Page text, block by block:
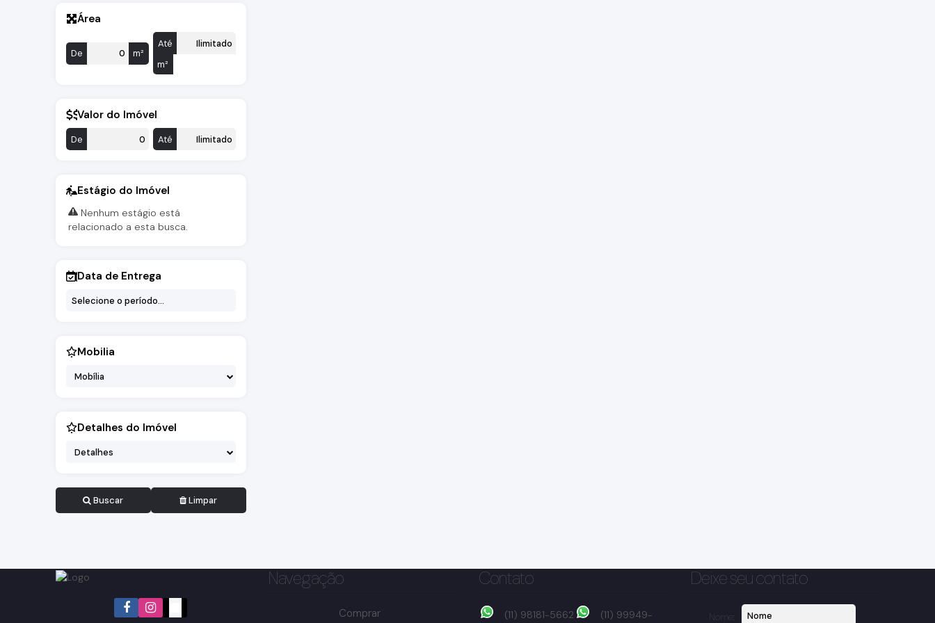
Área
De m²
Até
m²
Valor do Imóvel
De Até
Estágio do Imóvel
Nenhum estágio está
relacionado a esta busca.
Data de Entrega
Mobilia
Mobília
Detalhes do Imóvel
Detalhes
Buscar Limpar
Navegação
Comprar
Contato
(11) 98181-5662
(11) 99949-
Deixe seu contato
Nome: